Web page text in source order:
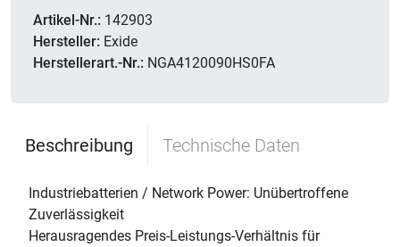
Artikel-Nr.: 142903
Hersteller: Exide
Herstellerart.-Nr.: NGA4120090HS0FA
Beschreibung Technische Daten
Industriebatterien / Network Power: Unübertroffene
Zuverlässigkeit
Herausragendes Preis-Leistungs-Verhältnis für